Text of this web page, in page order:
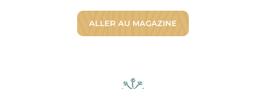
ALLER AU MAGAZINE